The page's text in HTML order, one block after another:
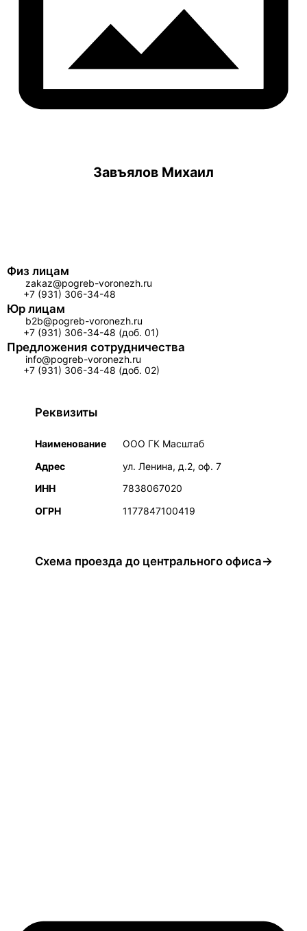
Завъялов Михаил
Физ лицам
zakaz@pogreb-voronezh.ru
+7 (931) 306-34-48
Юр лицам
b2b@pogreb-voronezh.ru
+7 (931) 306-34-48 (доб. 01)
Предложения сотрудничества
info@pogreb-voronezh.ru
+7 (931) 306-34-48 (доб. 02)
Реквизиты
Наименование
ООО ГК Масштаб
Адрес
ул. Ленина, д.2, оф. 7
ИНН
7838067020
ОГРН
1177847100419
Схема проезда до центрального офиса→